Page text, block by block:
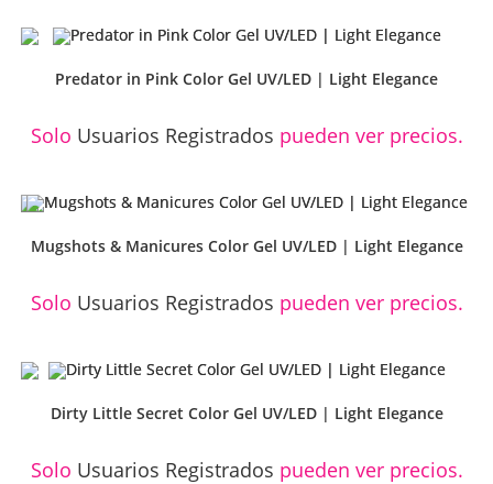
Predator in Pink Color Gel UV/LED | Light Elegance
Solo Usuarios Registrados pueden ver precios.
Mugshots & Manicures Color Gel UV/LED | Light Elegance
Solo Usuarios Registrados pueden ver precios.
Dirty Little Secret Color Gel UV/LED | Light Elegance
Solo Usuarios Registrados pueden ver precios.